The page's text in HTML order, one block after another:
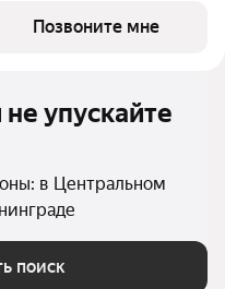
полноценную жизнь рядом
Позвоните мне
упускайте
в Центральном
поиск